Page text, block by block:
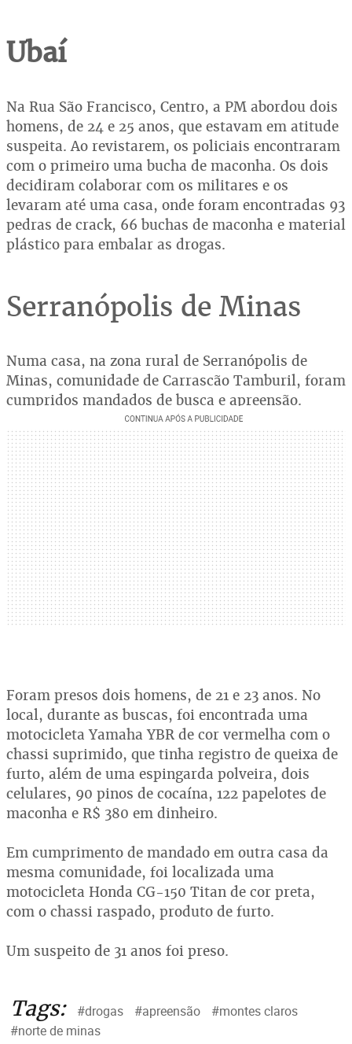
Ubaí
Na Rua São Francisco, Centro, a PM abordou dois
homens, de 24 e 25 anos, que estavam em atitude
suspeita. Ao revistarem, os policiais encontraram
com o primeiro uma bucha de maconha. Os dois
decidiram colaborar com os militares e os
levaram até uma casa, onde foram encontradas 93
pedras de crack, 66 buchas de maconha e material
plástico para embalar as drogas.
Serranópolis de Minas
Numa casa, na zona rural de Serranópolis de
Minas, comunidade de Carrascão Tamburil, foram
cumpridos mandados de busca e apreensão.
Foram presos dois homens, de 21 e 23 anos. No
local, durante as buscas, foi encontrada uma
motocicleta Yamaha YBR de cor vermelha com o
chassi suprimido, que tinha registro de queixa de
furto, além de uma espingarda polveira, dois
celulares, 90 pinos de cocaína, 122 papelotes de
maconha e R$ 380 em dinheiro.
Em cumprimento de mandado em outra casa da
mesma comunidade, foi localizada uma
motocicleta Honda CG-150 Titan de cor preta,
com o chassi raspado, produto de furto.
Um suspeito de 31 anos foi preso.
Tags: #drogas #apreensão
#montes claros
#norte de minas